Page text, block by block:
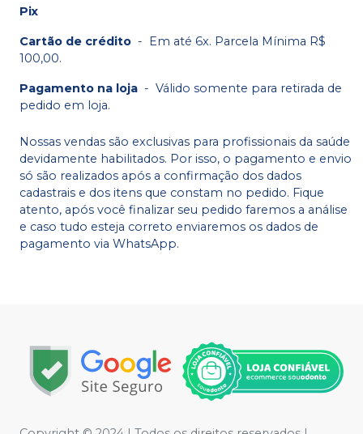
Pix
Cartão de crédito - Em até 6x. Parcela Mínima R$
100,00.
Pagamento na loja - Válido somente para retirada de
pedido em loja.
Nossas vendas são exclusivas para profissionais da saúde
devidamente habilitados. Por isso, o pagamento e envio
só são realizados após a confirmação dos dados
cadastrais e dos itens que constam no pedido. Fique
atento, após você finalizar seu pedido faremos a análise
e caso tudo esteja correto enviaremos os dados de
pagamento via WhatsApp.